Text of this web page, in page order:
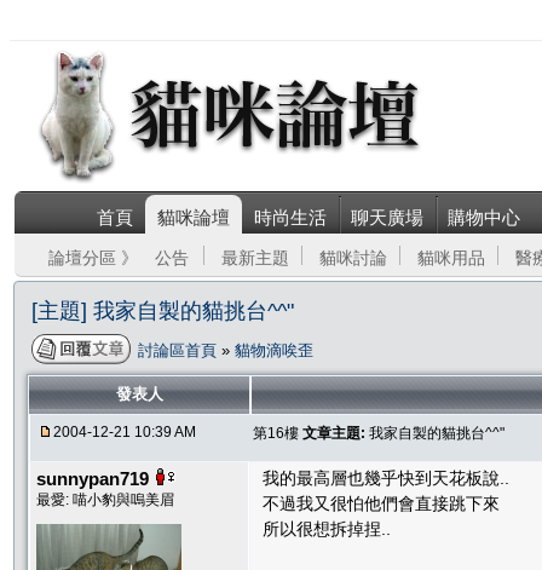
首頁 貓咪論壇 時尚生活 聊天廣場 購物中心
論壇分區 》 公告 最新主題 貓咪討論 貓咪用品 醫
[主題] 我家自製的貓挑台^^"
討論區首頁 » 貓物滴唉歪
發表人
2004-12-21 10:39 AM 第16樓 文章主題: 我家自製的貓挑台^^"
sunnypan719
最愛: 喵小豹與嗚美眉
我的最高層也幾乎快到天花板說..
不過我又很怕他們會直接跳下來
所以很想拆掉捏..